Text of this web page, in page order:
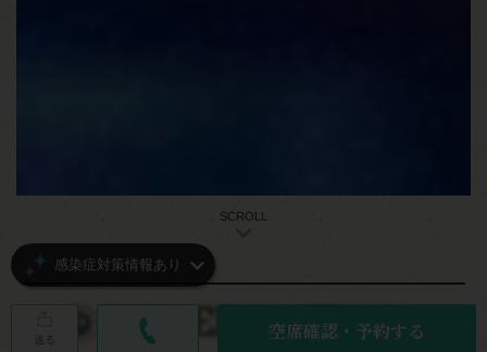
感染症対策情報あり
SCROLL
RESERVATION
送る 空席確認・予約する